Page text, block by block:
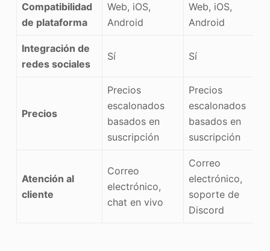
Compatibilidad
de plataforma
Web, iOS,
Android
Web, iOS,
Android
Integración de
redes sociales
Sí Sí
Precios
Precios
escalonados
basados en
suscripción
Precios
escalonados
basados en
suscripción
Atención al
cliente
Correo
electrónico,
chat en vivo
Correo
electrónico,
soporte de
Discord